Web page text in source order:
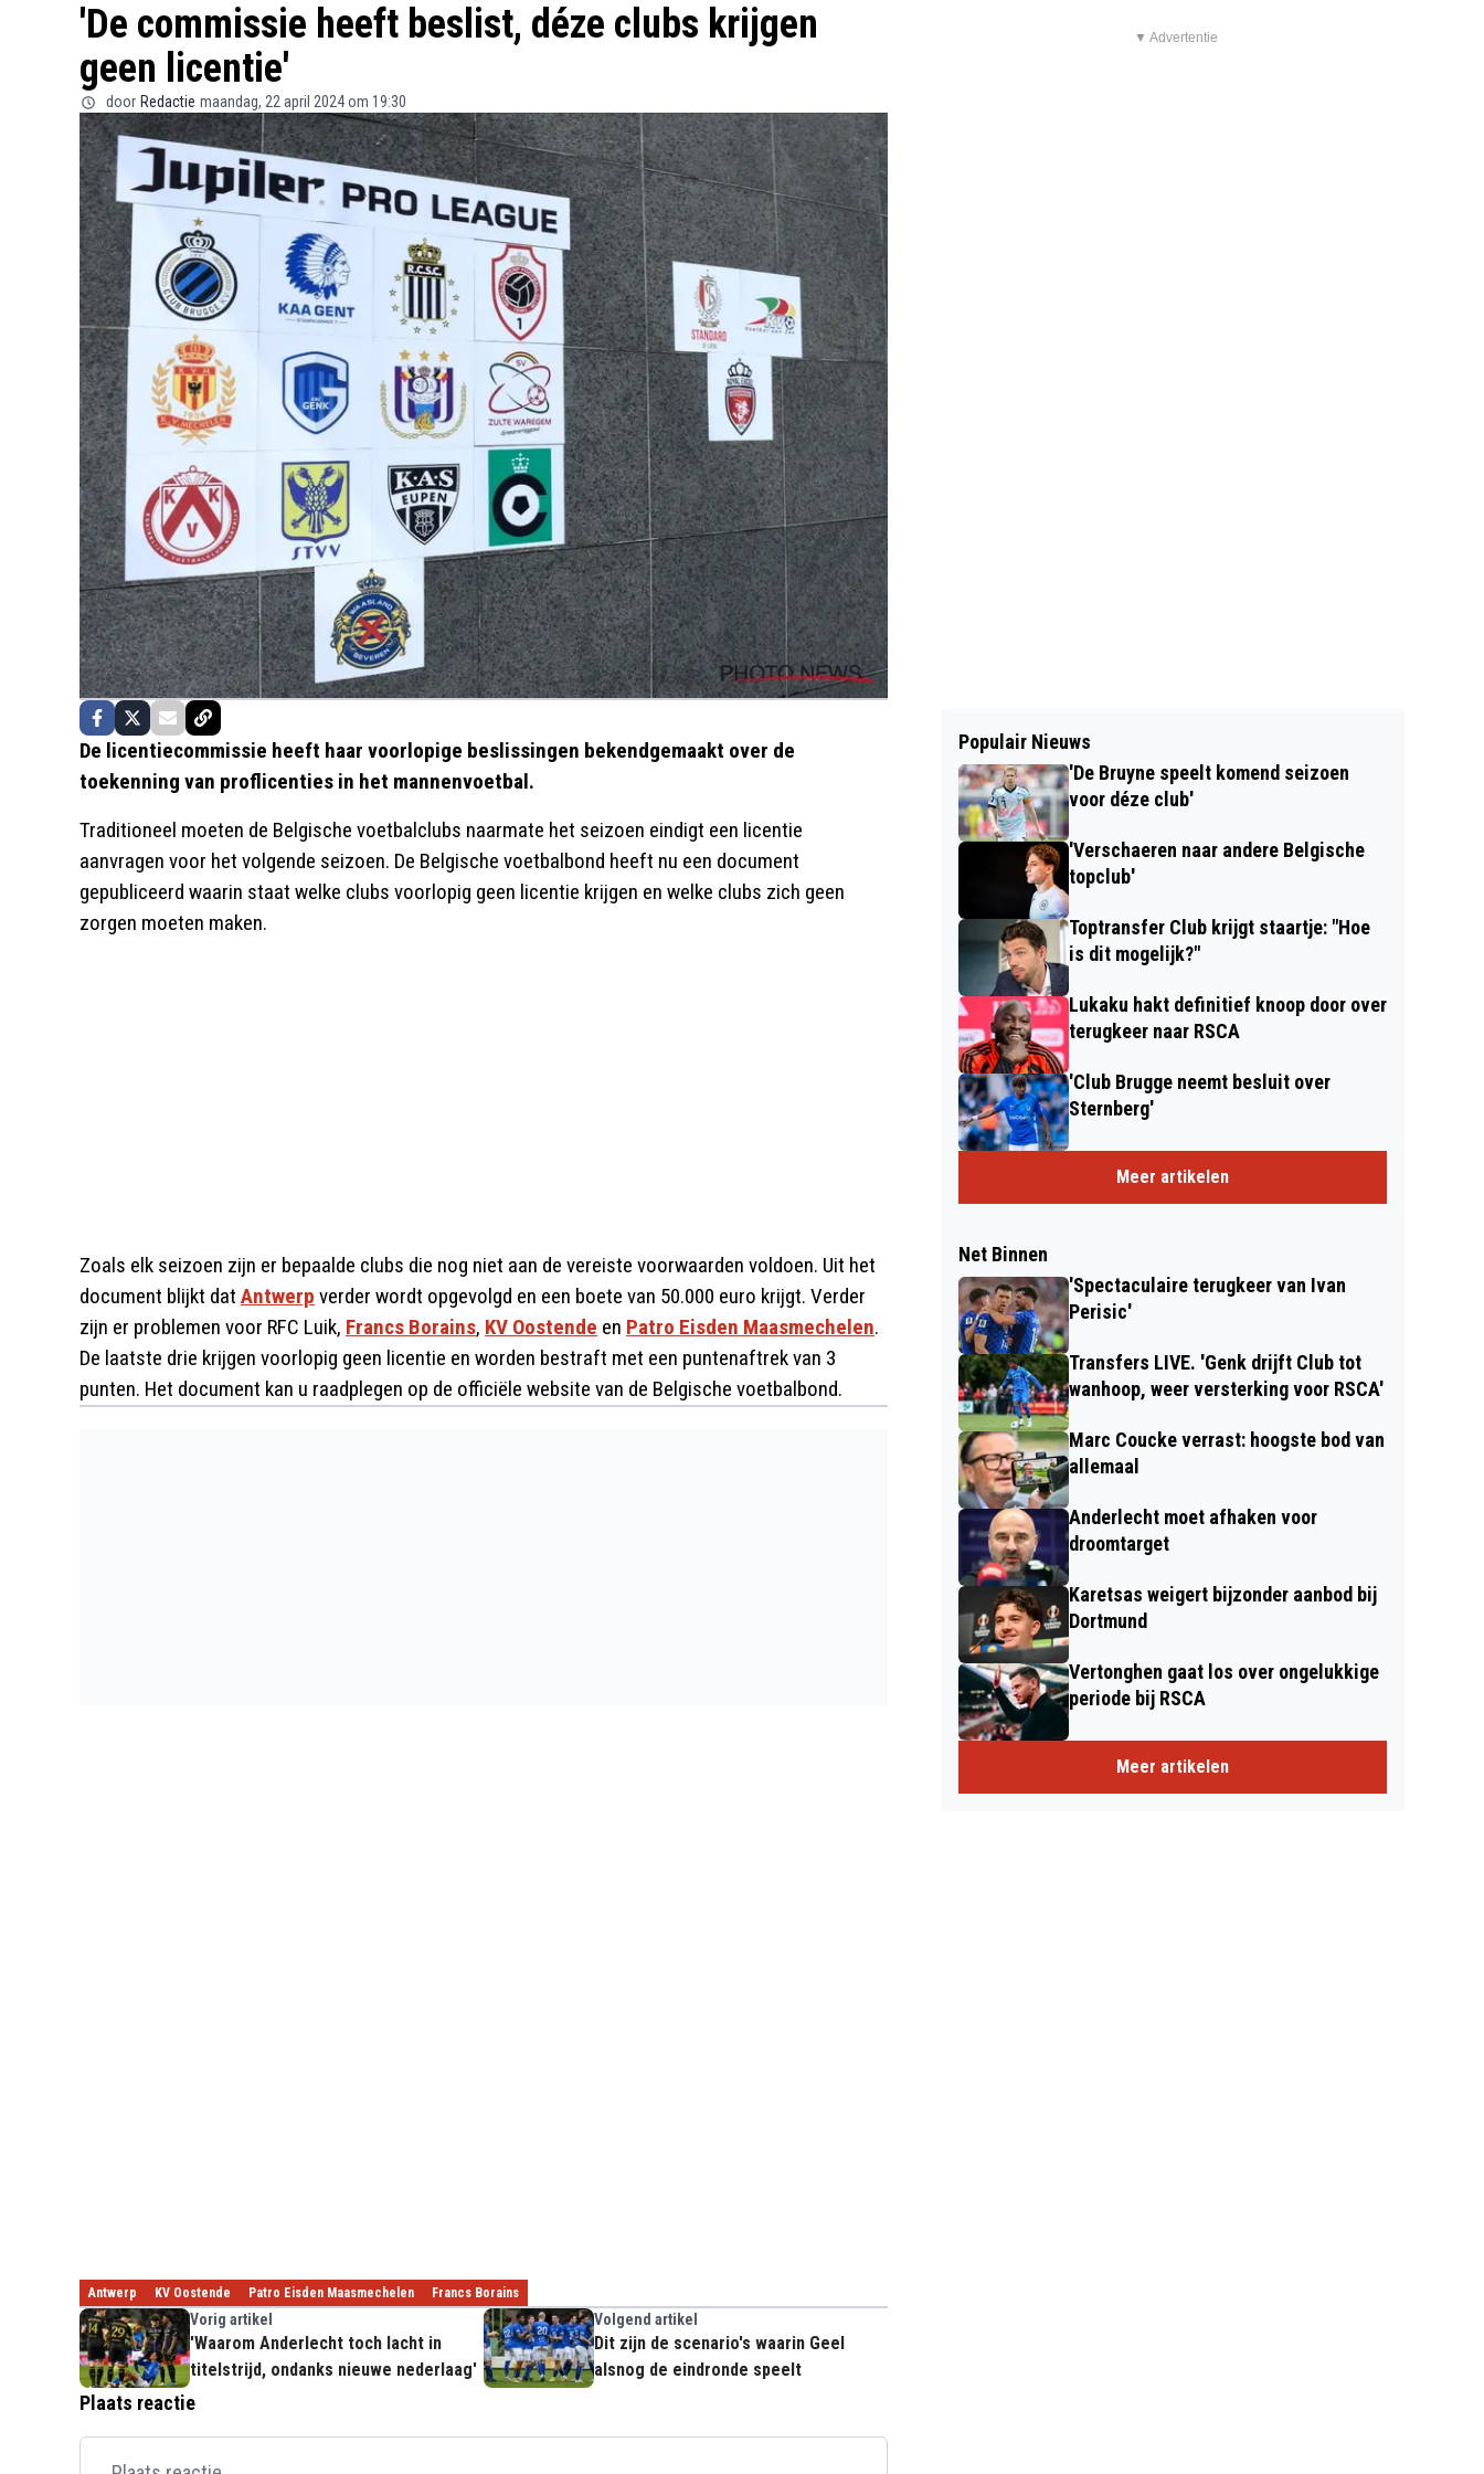
'De commissie heeft beslist, déze clubs krijgen
geen licentie'
door Redactie maandag, 22 april 2024 om 19:30
De licentiecommissie heeft haar voorlopige beslissingen bekendgemaakt over de
toekenning van proflicenties in het mannenvoetbal.
Traditioneel moeten de Belgische voetbalclubs naarmate het seizoen eindigt een licentie
aanvragen voor het volgende seizoen. De Belgische voetbalbond heeft nu een document
gepubliceerd waarin staat welke clubs voorlopig geen licentie krijgen en welke clubs zich geen
zorgen moeten maken.
Zoals elk seizoen zijn er bepaalde clubs die nog niet aan de vereiste voorwaarden voldoen. Uit het
document blijkt dat Antwerp verder wordt opgevolgd en een boete van 50.000 euro krijgt. Verder
zijn er problemen voor RFC Luik, Francs Borains, KV Oostende en Patro Eisden Maasmechelen.
De laatste drie krijgen voorlopig geen licentie en worden bestraft met een puntenaftrek van 3
punten. Het document kan u raadplegen op de officiële website van de Belgische voetbalbond.
Antwerp KV Oostende Patro Eisden Maasmechelen Francs Borains
Vorig artikel
'Waarom Anderlecht toch lacht in
titelstrijd, ondanks nieuwe nederlaag'
Volgend artikel
Dit zijn de scenario's waarin Geel
alsnog de eindronde speelt
Plaats reactie
▼ Advertentie
Populair Nieuws
'De Bruyne speelt komend seizoen
voor déze club'
'Verschaeren naar andere Belgische
topclub'
Toptransfer Club krijgt staartje: "Hoe
is dit mogelijk?"
Lukaku hakt definitief knoop door over
terugkeer naar RSCA
'Club Brugge neemt besluit over
Sternberg'
Meer artikelen
Net Binnen
'Spectaculaire terugkeer van Ivan
Perisic'
Transfers LIVE. 'Genk drijft Club tot
wanhoop, weer versterking voor RSCA'
Marc Coucke verrast: hoogste bod van
allemaal
Anderlecht moet afhaken voor
droomtarget
Karetsas weigert bijzonder aanbod bij
Dortmund
Vertonghen gaat los over ongelukkige
periode bij RSCA
Meer artikelen